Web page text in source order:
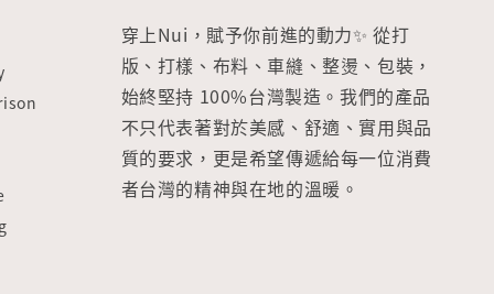
穿上Nui，賦予你前進的動力✨ 從打
版、打樣、布料、車縫、整燙、包裝，
始終堅持 100%台灣製造。我們的產品
不只代表著對於美感、舒適、實用與品
質的要求，更是希望傳遞給每一位消費
者台灣的精神與在地的溫暖。